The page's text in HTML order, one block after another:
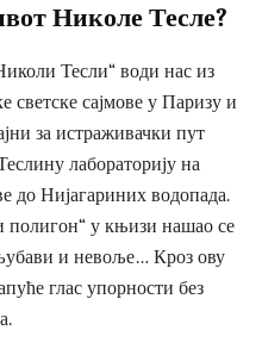
Николе Тесле?
Тесли“ води нас из
сајмове у Паризу и
за истраживачки пут
лабораторију на
до Нијагариних водопада.
полигон“ у књизи нашао се
и невоље… Кроз ову
глас упорности без